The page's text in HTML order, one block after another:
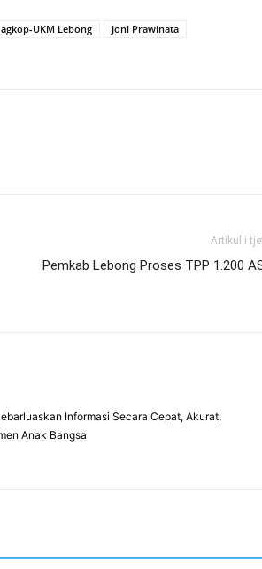
UKM Lebong
Joni Prawinata
Artikulli
Pemkab Lebong Proses TPP 1.200
Informasi Secara Cepat, Akurat,
Anak Bangsa